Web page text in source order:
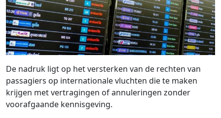
De nadruk ligt op het versterken van de rechten van
passagiers op internationale vluchten die te maken
krijgen met vertragingen of annuleringen zonder
voorafgaande kennisgeving.